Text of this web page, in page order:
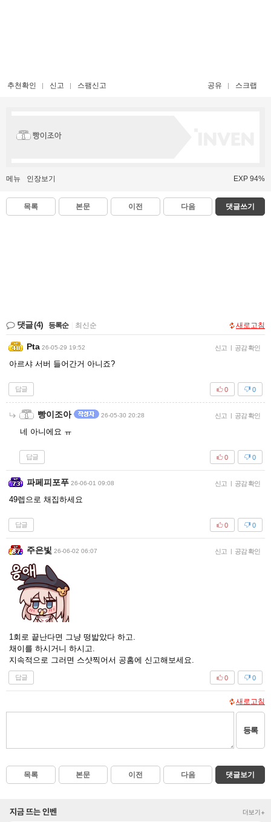
추천확인 신고 스팸신고 공유 스크랩
빵이조아
메뉴 인장보기 EXP 94%
목록 본문 이전 다음 댓글쓰기
댓글(4) 등록순 최신순 새로고침
Pta 26-05-29 19:52 신고 | 공감 확인
아르샤 서버 들어간거 아니죠?
답글 0
0
빵이조아 26-05-30 20:28 신고 | 공감 확인
네 아니에요 ㅠ
답글 0
0
파페피포푸 26-06-01 09:08 신고 | 공감 확인
49렙으로 채집하세요
답글 0
0
주은빛 26-06-02 06:07 신고 | 공감 확인
1회로 끝난다면 그냥 떵밟았다 하고.
채이를 하시거니 하시고.
지속적으로 그러면 스샷찍어서 공홈에 신고해보세요.
답글 0
0
새로고침
등록
목록 본문 이전 다음 댓글보기
지금 뜨는 인벤 더보기+